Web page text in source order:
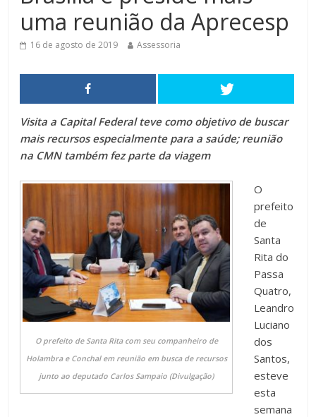
uma reunião da Aprecesp
16 de agosto de 2019 Assessoria
Visita a Capital Federal teve como objetivo de buscar
mais recursos especialmente para a saúde; reunião
na CMN também fez parte da viagem
O prefeito de Santa Rita com seu companheiro de
Holambra e Conchal em reunião em busca de recursos
junto ao deputado Carlos Sampaio (Divulgação)
O
prefeito
de
Santa
Rita do
Passa
Quatro,
Leandro
Luciano
dos
Santos,
esteve
esta
semana